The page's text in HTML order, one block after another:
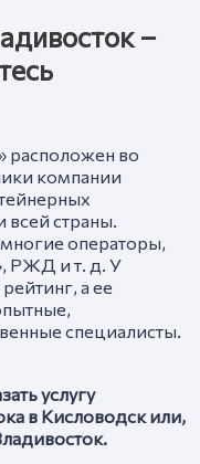
–
расположен во
компании
всей страны.
операторы,
РЖД и т. д. У
а ее
специалисты.
услугу
в Кисловодск или,